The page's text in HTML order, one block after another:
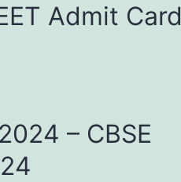
Admit Card
2024 – CBSE